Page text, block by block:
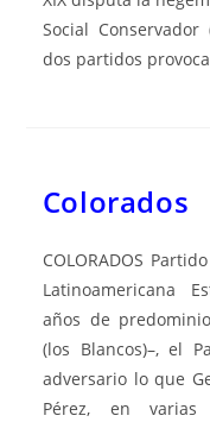
Social
dos partidos
Colorados
COLORADOS
Latinoamericana
años de
(los Blancos)–, el
adversario lo que
Pérez, en